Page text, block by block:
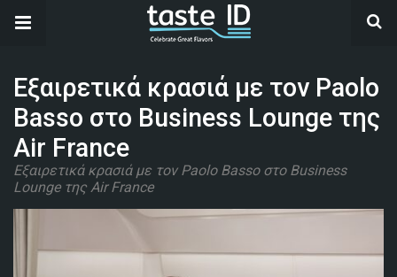
Εξαιρετικά κρασιά με τον Paolo
Basso στο Business Lounge της
Air France
Εξαιρετικά κρασιά με τον Paolo Basso στο Business
Lounge της Air France